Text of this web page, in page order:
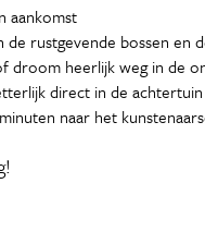
aankomst
rustgevende bossen en
droom heerlijk weg in de
direct in de
naar het